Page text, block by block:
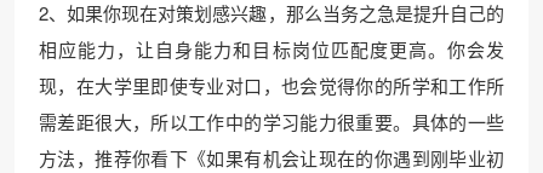
2、如果你现在对策划感兴趣，那么当务之急是提升自己的
相应能力，让自身能力和目标岗位匹配度更高。你会发
现，在大学里即使专业对口，也会觉得你的所学和工作所
需差距很大，所以工作中的学习能力很重要。具体的一些
方法，推荐你看下《如果有机会让现在的你遇到刚毕业初